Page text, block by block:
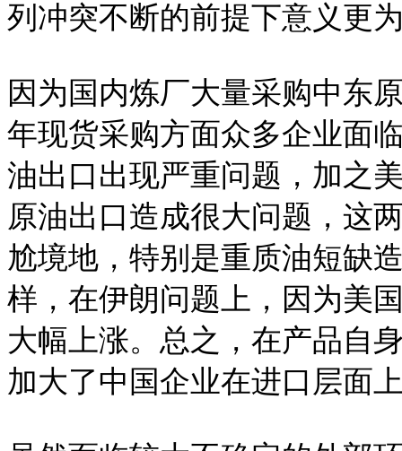
列冲突不断的前提下意义更
因为国内炼厂大量采购中东
年现货采购方面众多企业面
油出口出现严重问题，加之
原油出口造成很大问题，这
尬境地，特别是重质油短缺
样，在伊朗问题上，因为美
大幅上涨。总之，在产品自
加大了中国企业在进口层面